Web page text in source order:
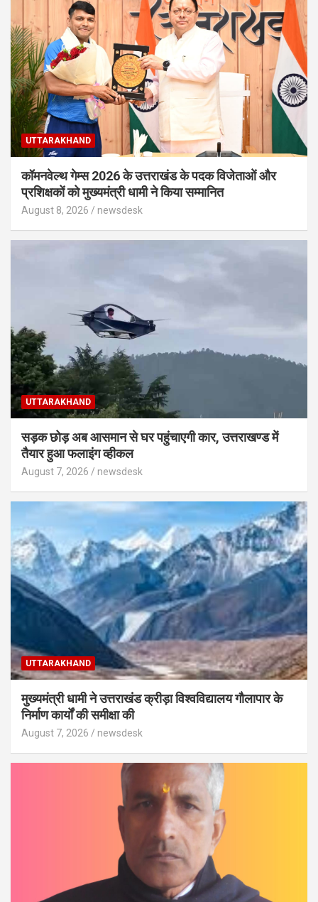
UTTARAKHAND
कॉमनवेल्थ गेम्स 2026 के उत्तराखंड के पदक विजेताओं और
प्रशिक्षकों को मुख्यमंत्री धामी ने किया सम्मानित
August 8, 2026 newsdesk
UTTARAKHAND
सड़क छोड़ अब आसमान से घर पहुंचाएगी कार, उत्तराखण्ड में
तैयार हुआ फलाइंग व्हीकल
August 7, 2026 newsdesk
UTTARAKHAND
मुख्यमंत्री धामी ने उत्तराखंड क्रीड़ा विश्वविद्यालय गौलापार के
निर्माण कार्यों की समीक्षा की
August 7, 2026 newsdesk